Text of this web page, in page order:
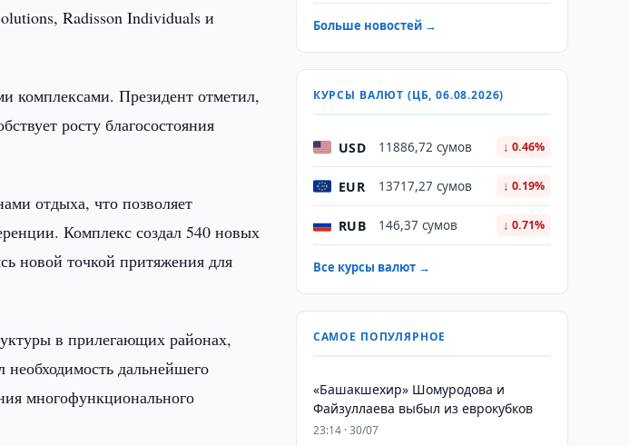
Radisson Individuals и
комплексами. Президент отметил,
росту благосостояния
отдыха, что позволяет
Комплекс создал 540 новых
новой точкой притяжения для
в прилегающих районах,
необходимость дальнейшего
многофункционального
Больше новостей →
КУРСЫ ВАЛЮТ (ЦБ, 06.08.2026)
USD 11886,72 сумов ↓ 0.46%
EUR 13717,27 сумов ↓ 0.19%
RUB 146,37 сумов ↓ 0.71%
Все курсы валют →
САМОЕ ПОПУЛЯРНОЕ
«Башакшехир» Шомуродова и
Файзуллаева выбыл из еврокубков
23:14 · 30/07